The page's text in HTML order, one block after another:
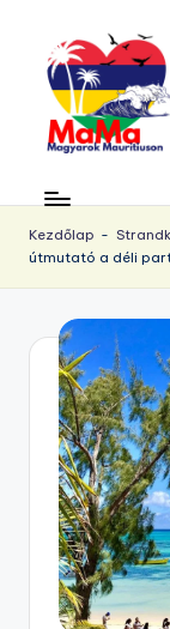
content
u
ri
ti
s.
az
örökös
napsütés!
Kezdőlap -
útmutató a déli